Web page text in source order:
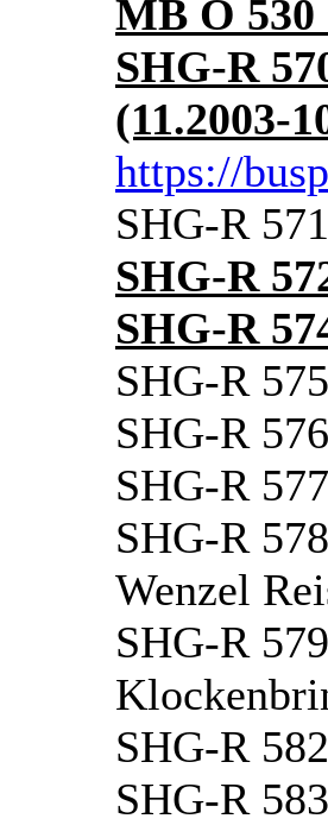
MB O
SHG-R
(11.2003-
https://
SHG-R
SHG-R
SHG-R
SHG-R
SHG-R
SHG-R
SHG-R
Wenzel
SHG-R
SHG-R
SHG-R